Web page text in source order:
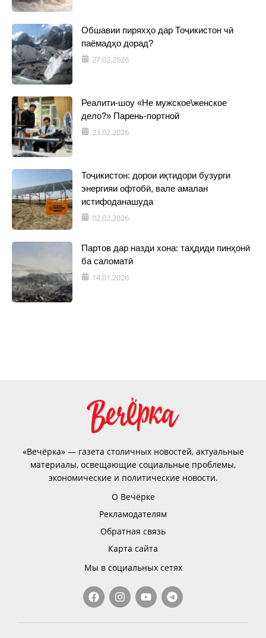
Обшавии пиряхҳо дар Тоҷикистон чӣ
паёмадҳо дорад?
27.02.2026
Реалити-шоу «Не мужское\женское
дело?» Парень-портной
23.02.2026
Тоҷикистон: дорои иқтидори бузурги
энергияи офтобӣ, вале амалан
истифоданашуда
02.02.2026
Партов дар назди хона: таҳдиди пинҳонӣ
ба саломатӣ
14.01.2026
«Вечёрка» — газета столичных новостей, актуальные
материалы, освещающие социальные проблемы,
экономические и политические новости.
О Вечёрке
Рекламодателям
Обратная связь
Карта сайта
Мы в социальных сетях